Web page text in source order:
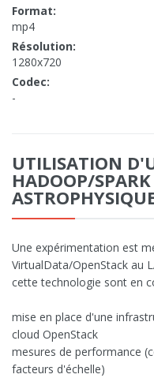
Format:
mp4
Résolution:
1280x720
Codec:
-
UTILISATION
HADOOP/
Une expérimentation est
VirtualData/OpenStack au
cette technologie sont en
mise en place d'une
cloud OpenStack
mesures de performance
facteurs d'échelle)